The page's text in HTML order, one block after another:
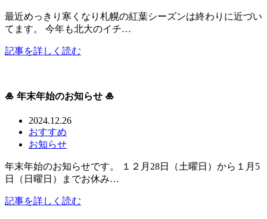
最近めっきり寒くなり札幌の紅葉シーズンは終わりに近づい
てます。 今年も北大のイチ…
記事を詳しく読む
🎍 年末年始のお知らせ 🎍
2024.12.26
おすすめ
お知らせ
年末年始のお知らせです。 １２月28日（土曜日）から１月5
日（日曜日）までお休み…
記事を詳しく読む